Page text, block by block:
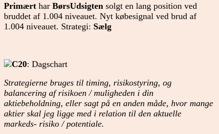
Primært har BørsUdsigten solgt en lang position ved
bruddet af 1.004 niveauet. Nyt købesignal ved brud af
1.004 niveauet. Strategi: Sælg
C20: Dagschart
Strategierne bruges til timing, risikostyring, og
balancering af risikoen / muligheden i din
aktiebeholdning, eller sagt på en anden måde, hvor mange
aktier skal jeg ligge med i relation til den aktuelle
markeds- risiko / potentiale.